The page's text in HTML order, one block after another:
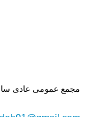
مجمع عمومی عادی